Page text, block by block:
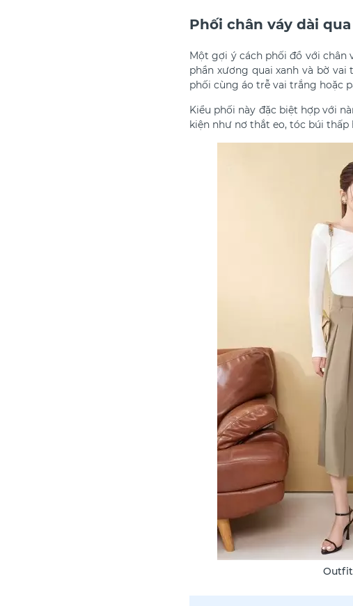
Phối chân váy dài
Một gợi ý cách phối đồ với chân
phần xương quai xanh và bờ
phối cùng áo trễ vai trắng hoặc
Kiểu phối này đặc biệt hợp với
kiện như nơ thắt eo, tóc búi